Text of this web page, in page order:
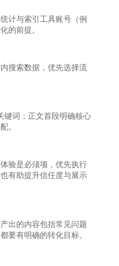
计与索引工具账号（例
的前提。
搜索数据，优先选择流
键词；正文首段明确核心
。
验是必须项，优先执行
有助提升信任度与展示
出的内容包括常见问题
要有明确的转化目标。